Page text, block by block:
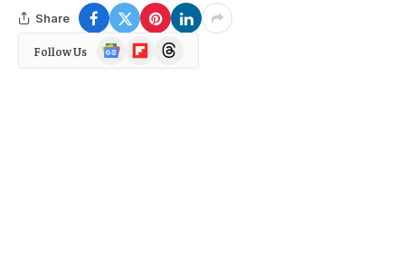
Share
Follow Us
Google
News
FlipboardThreads